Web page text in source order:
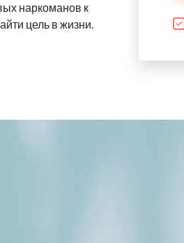
наркоманов к
цель в жизни.